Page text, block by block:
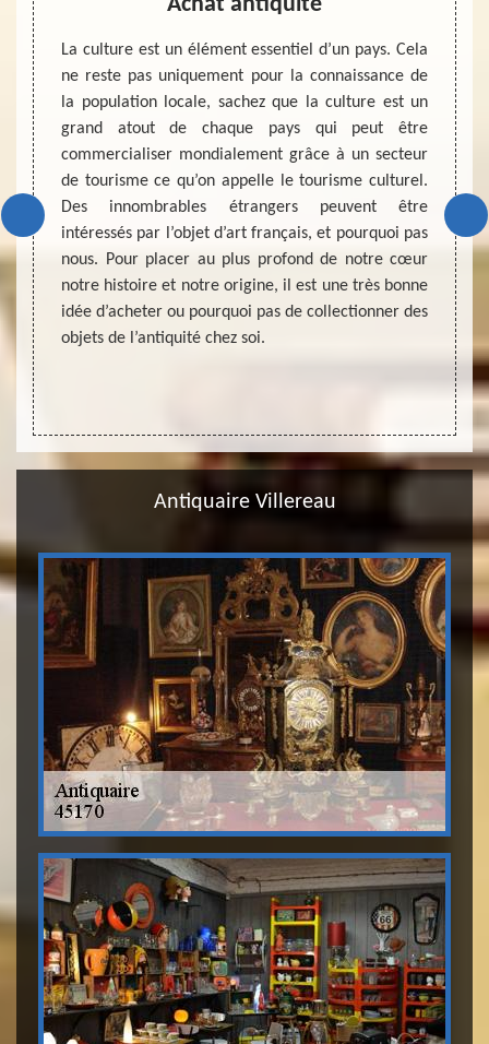
de
de
ne
des
pour
vous
pro
La culture est un élément essentiel d’un pays. Cela
ne reste pas uniquement pour la connaissance de
la population locale, sachez que la culture est un
grand atout de chaque pays qui peut être
commercialiser mondialement grâce à un secteur
de tourisme ce qu’on appelle le tourisme culturel.
Des innombrables étrangers peuvent être
intéressés par l’objet d’art français, et pourquoi pas
nous. Pour placer au plus profond de notre cœur
notre histoire et notre origine, il est une très bonne
idée d’acheter ou pourquoi pas de collectionner des
objets de l’antiquité chez soi.
MD
dans
soit
des
nous
votre
Antiquaire Villereau